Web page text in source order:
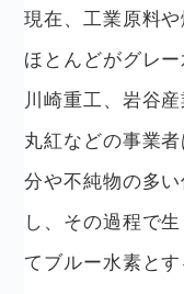
現在、工業原料
ほとんどがグレ
川崎重工、岩谷
丸紅などの事業
分や不純物の多
し、その過程で
てブルー水素と